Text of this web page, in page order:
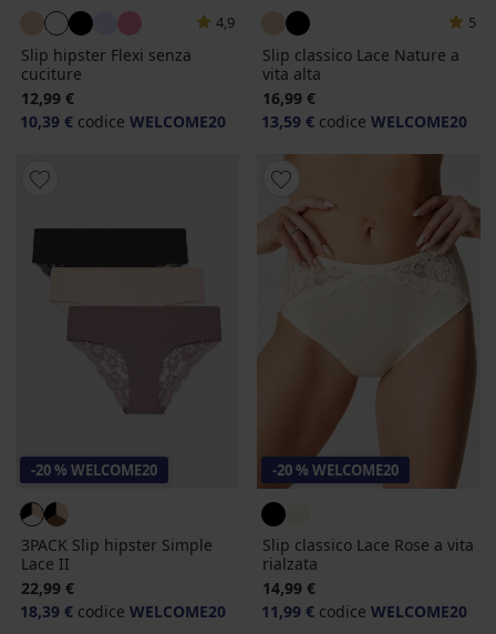
4,9
Slip hipster Flexi senza
cuciture
12,99 €
10,39 € codice WELCOME20
5
Slip classico Lace Nature a
vita alta
16,99 €
13,59 € codice WELCOME20
-20 % WELCOME20
3PACK Slip hipster Simple
Lace II
22,99 €
18,39 € codice WELCOME20
-20 % WELCOME20
Slip classico Lace Rose a vita
rialzata
14,99 €
11,99 € codice WELCOME20